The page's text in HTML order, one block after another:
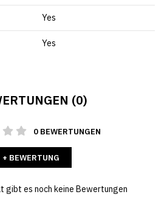
Yes
Yes
(0)
0 BEWERTUNGEN
+ BEWERTUNG
gibt es noch keine Bewertungen